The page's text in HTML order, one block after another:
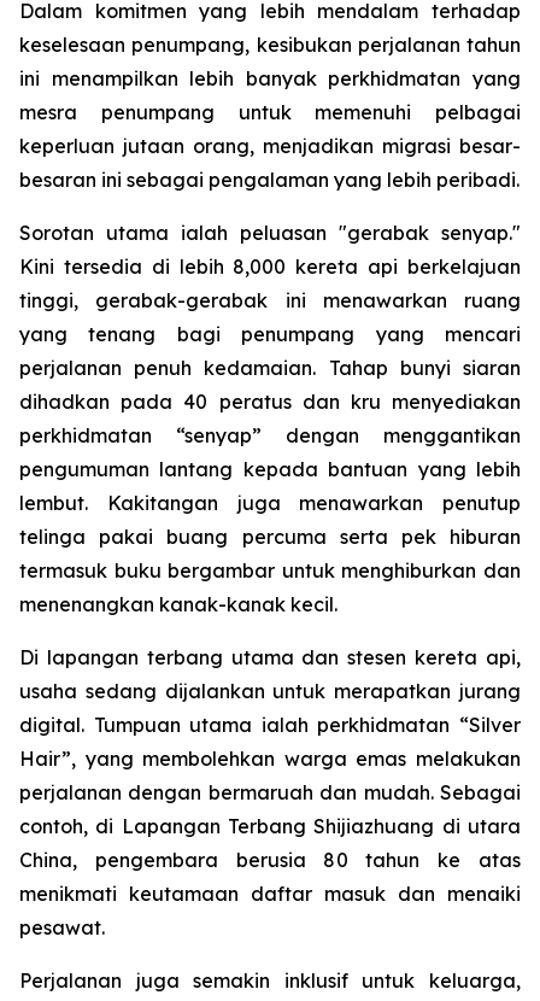
Dalam komitmen yang lebih mendalam terhadap
keselesaan penumpang, kesibukan perjalanan tahun
ini menampilkan lebih banyak perkhidmatan yang
mesra penumpang untuk memenuhi pelbagai
keperluan jutaan orang, menjadikan migrasi besar-
besaran ini sebagai pengalaman yang lebih peribadi.
Sorotan utama ialah peluasan "gerabak senyap."
Kini tersedia di lebih 8,000 kereta api berkelajuan
tinggi, gerabak-gerabak ini menawarkan ruang
yang tenang bagi penumpang yang mencari
perjalanan penuh kedamaian. Tahap bunyi siaran
dihadkan pada 40 peratus dan kru menyediakan
perkhidmatan “senyap” dengan menggantikan
pengumuman lantang kepada bantuan yang lebih
lembut. Kakitangan juga menawarkan penutup
telinga pakai buang percuma serta pek hiburan
termasuk buku bergambar untuk menghiburkan dan
menenangkan kanak-kanak kecil.
Di lapangan terbang utama dan stesen kereta api,
usaha sedang dijalankan untuk merapatkan jurang
digital. Tumpuan utama ialah perkhidmatan “Silver
Hair”, yang membolehkan warga emas melakukan
perjalanan dengan bermaruah dan mudah. Sebagai
contoh, di Lapangan Terbang Shijiazhuang di utara
China, pengembara berusia 80 tahun ke atas
menikmati keutamaan daftar masuk dan menaiki
pesawat.
Perjalanan juga semakin inklusif untuk keluarga,